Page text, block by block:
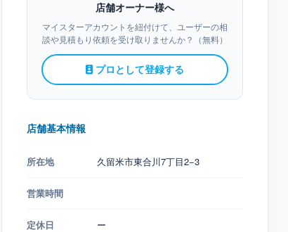
店舗オーナー様へ
マイスターアカウントを紐付けて、ユーザーの相
談や見積もり依頼を受け取りませんか？（無料）
プロとして登録する
店舗基本情報
所在地 久留米市東合川7丁目2−3
営業時間
定休日 ー